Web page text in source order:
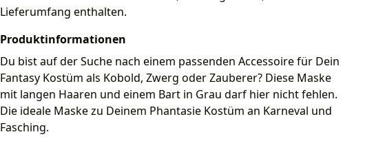
Lieferumfang enthalten.
Produktinformationen
Du bist auf der Suche nach einem passenden Accessoire für Dein
Fantasy Kostüm als Kobold, Zwerg oder Zauberer? Diese Maske
mit langen Haaren und einem Bart in Grau darf hier nicht fehlen.
Die ideale Maske zu Deinem Phantasie Kostüm an Karneval und
Fasching.